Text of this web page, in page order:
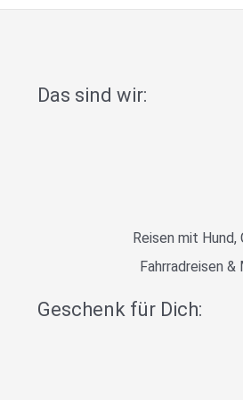
Das sind wir:
Reisen mit Hund,
Fahrradreisen &
Geschenk für Dich: